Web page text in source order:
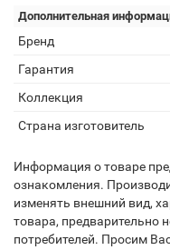
Дополнительная
Бренд
Гарантия
Коллекция
Страна изготовитель
Информация о товаре
ознакомления.
изменять внешний вид,
товара, предварительно
потребителей. Просим